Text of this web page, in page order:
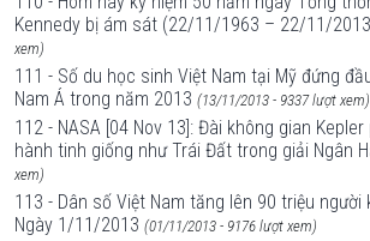
Kennedy bị ám sát (22/11/1963 – 22/11/
xem)
111 - Số du học sinh Việt Nam tại Mỹ đứng
Nam Á trong năm 2013 (13/11/2013 - 9337 lượt xem)
112 - NASA [04 Nov 13]: Đài không gian
hành tinh giống như Trái Đất trong giải Ngân
xem)
113 - Dân số Việt Nam tăng lên 90 triệu
Ngày 1/11/2013 (01/11/2013 - 9176 lượt xem)